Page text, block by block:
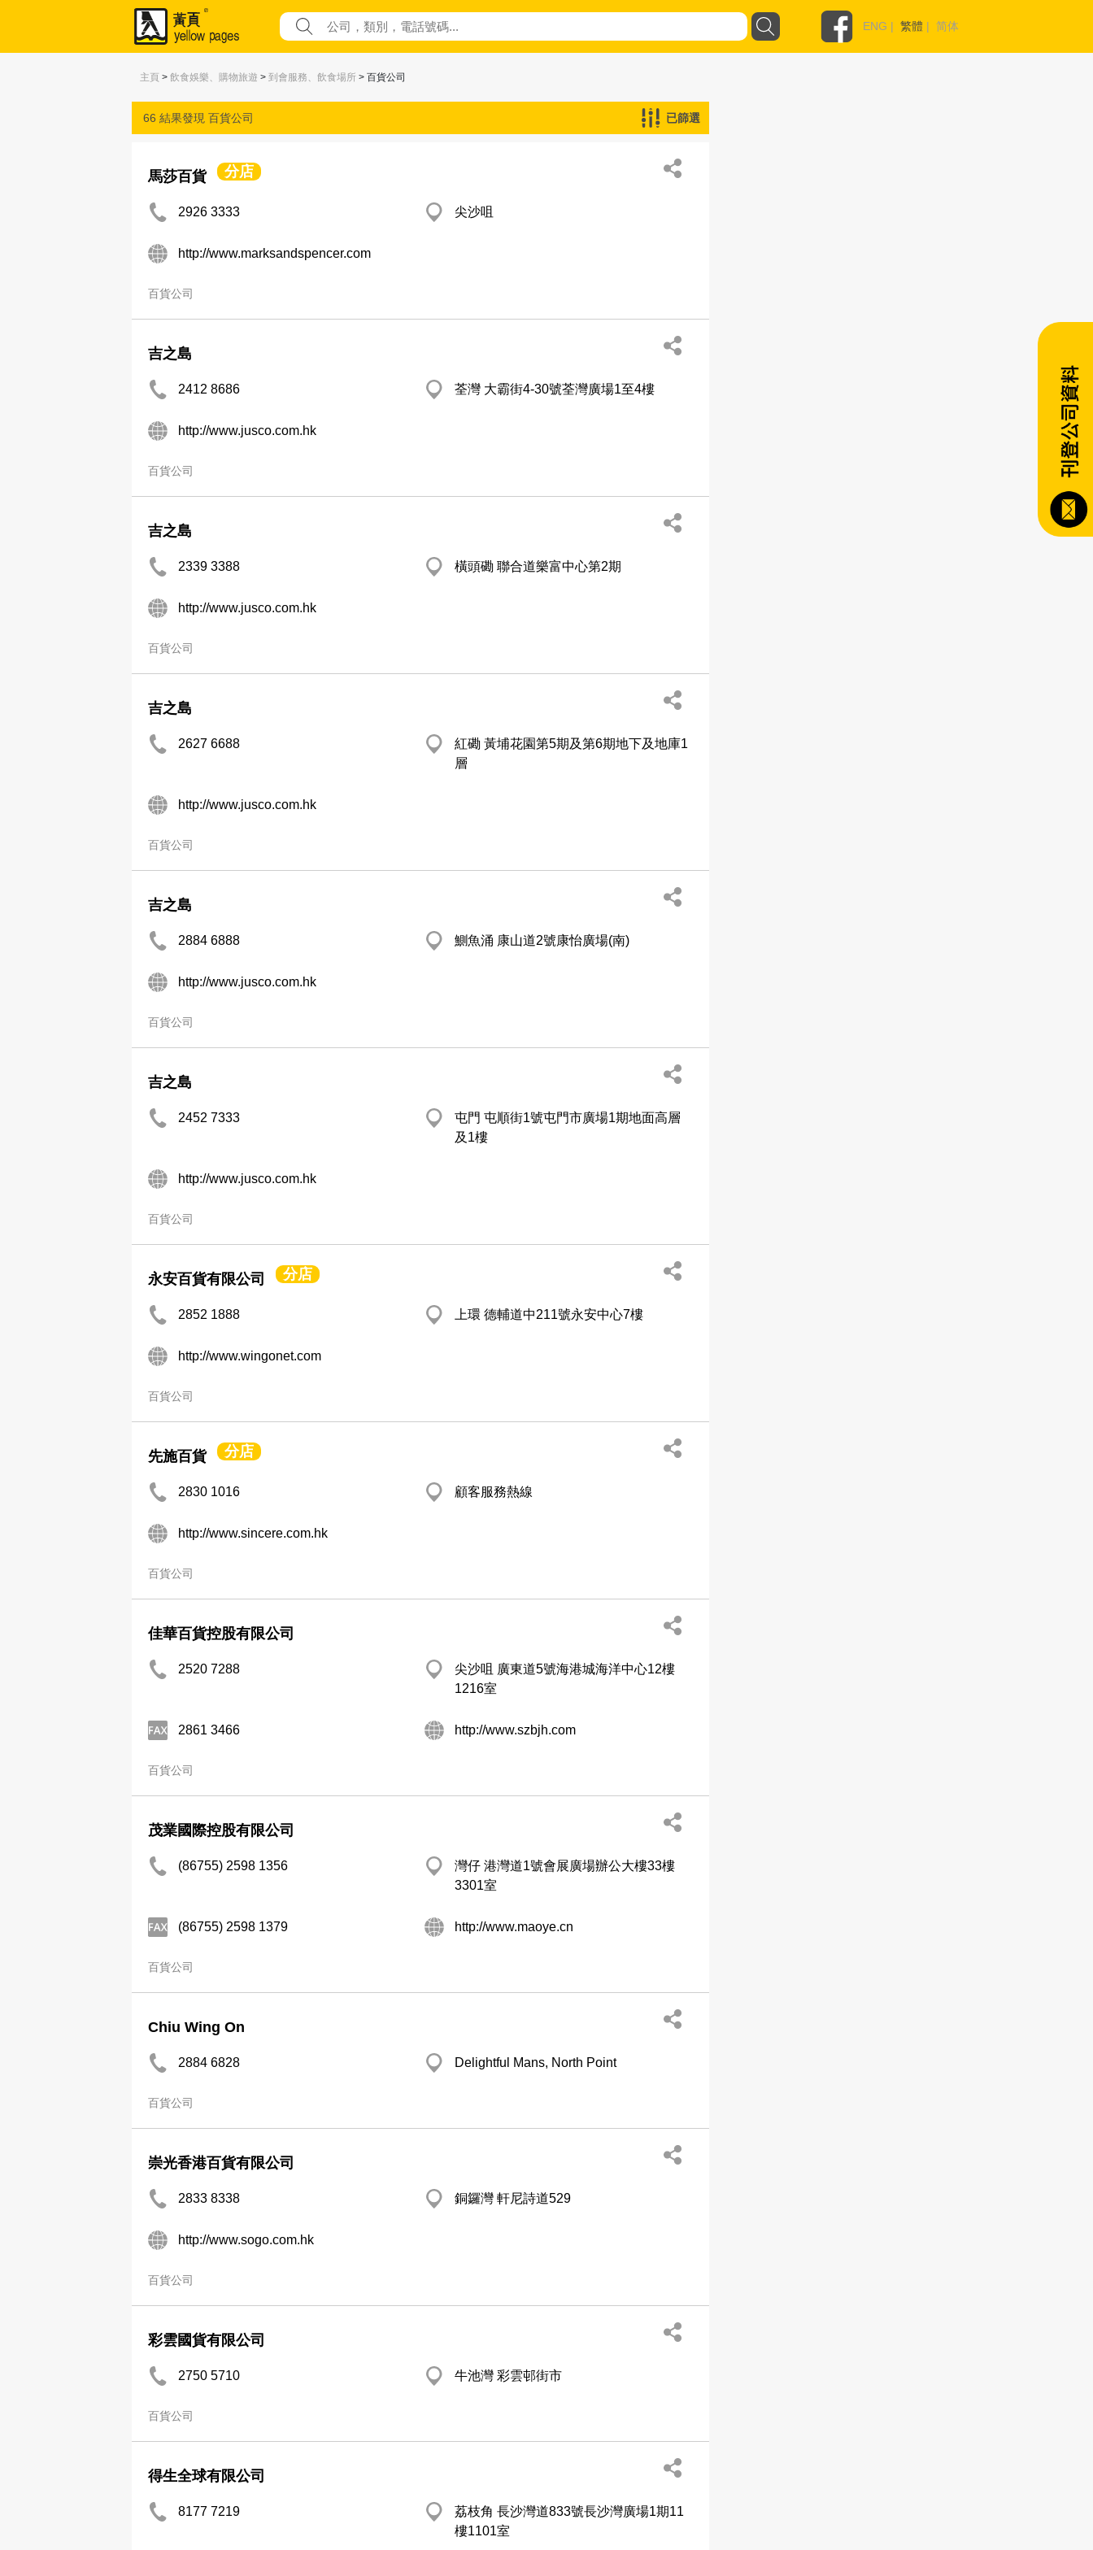
ENG | 繁體 | 简体
主頁 > 飲食娛樂、購物旅遊 > 到會服務、飲食場所 > 百貨公司
66 結果發現 百貨公司 已篩選
馬莎百貨 分店
2926 3333 尖沙咀
http://www.marksandspencer.com
百貨公司
吉之島
2412 8686 荃灣 大霸街4-30號荃灣廣場1至4樓
http://www.jusco.com.hk
百貨公司
吉之島
2339 3388 橫頭磡 聯合道樂富中心第2期
http://www.jusco.com.hk
百貨公司
吉之島
2627 6688
紅磡 黃埔花園第5期及第6期地下及地庫1
層
http://www.jusco.com.hk
百貨公司
吉之島
2884 6888 鰂魚涌 康山道2號康怡廣場(南)
http://www.jusco.com.hk
百貨公司
吉之島
2452 7333
屯門 屯順街1號屯門市廣場1期地面高層
及1樓
http://www.jusco.com.hk
百貨公司
永安百貨有限公司 分店
2852 1888 上環 德輔道中211號永安中心7樓
http://www.wingonet.com
百貨公司
先施百貨 分店
2830 1016 顧客服務熱線
http://www.sincere.com.hk
百貨公司
佳華百貨控股有限公司
2520 7288
尖沙咀 廣東道5號海港城海洋中心12樓
1216室
2861 3466 http://www.szbjh.com
百貨公司
茂業國際控股有限公司
(86755) 2598 1356
灣仔 港灣道1號會展廣場辦公大樓33樓
3301室
(86755) 2598 1379 http://www.maoye.cn
百貨公司
Chiu Wing On
2884 6828 Delightful Mans, North Point
百貨公司
崇光香港百貨有限公司
2833 8338 銅鑼灣 軒尼詩道529
http://www.sogo.com.hk
百貨公司
彩雲國貨有限公司
2750 5710 牛池灣 彩雲邨街市
百貨公司
得生全球有限公司
8177 7219
荔枝角 長沙灣道833號長沙灣廣場1期11
樓1101室